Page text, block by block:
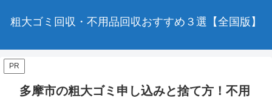
粗大ゴミ回収・不用品回収おすすめ３選【全国版】
PR
多摩市の粗大ゴミ申し込みと捨て方！不用